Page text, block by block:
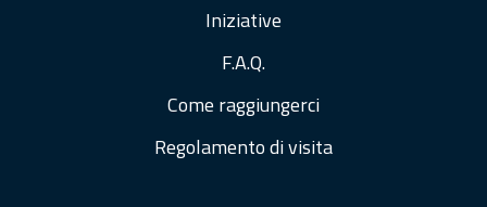
Iniziative
F.A.Q.
Come raggiungerci
Regolamento di visita